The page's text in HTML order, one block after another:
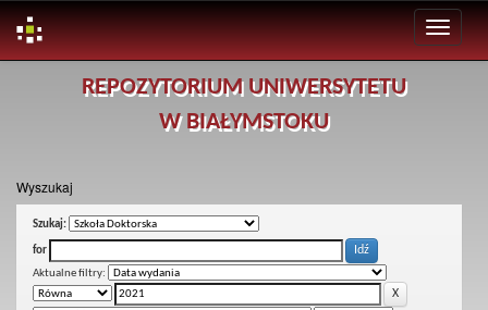
REPOZYTORIUM UNIWERSYTETU
W BIAŁYMSTOKU
Wyszukaj
Szukaj:
for
Aktualne filtry: